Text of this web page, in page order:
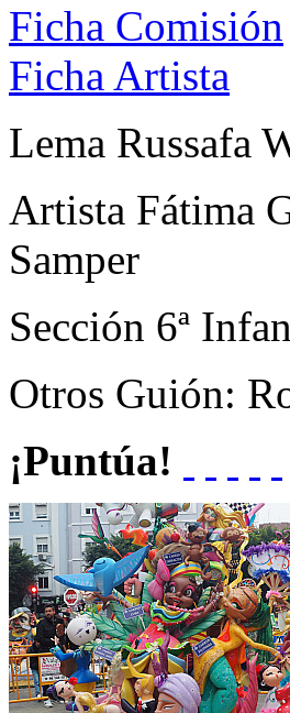
Ficha Comisión
Ficha Artista
Lema Russafa
Artista Fátima
Samper
Sección 6ª
Otros Guión:
¡Puntúa!